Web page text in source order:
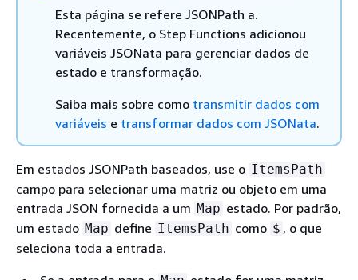
Esta página se refere JSONPath a.
Recentemente, o Step Functions adicionou
variáveis JSONata para gerenciar dados de
estado e transformação.
Saiba mais sobre como transmitir dados com
variáveis e transformar dados com JSONata.
Em estados JSONPath baseados, use o ItemsPath
campo para selecionar uma matriz ou objeto em uma
entrada JSON fornecida a um Map estado. Por padrão,
um estado Map define ItemsPath como $ , o que
seleciona toda a entrada.